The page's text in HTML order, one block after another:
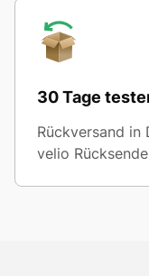
30 Tage
Rückversand in
velio